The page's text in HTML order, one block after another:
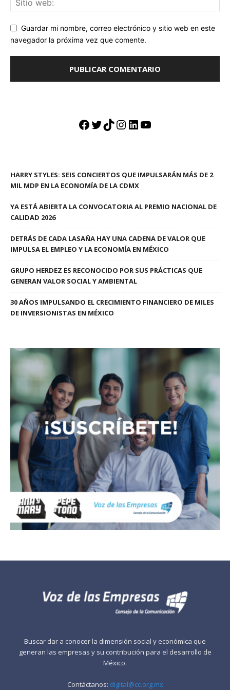
Guardar mi nombre, correo electrónico y sitio web en este
navegador la próxima vez que comente.
Facebook
Twitter
TikTok
Instagram
LinkedIn
YouTube
HARRY STYLES: SEIS CONCIERTOS QUE IMPULSARÁN MÁS DE 2
MIL MDP EN LA ECONOMÍA DE LA CDMX
YA ESTÁ ABIERTA LA CONVOCATORIA AL PREMIO NACIONAL DE
CALIDAD 2026
DETRÁS DE CADA LASAÑA HAY UNA CADENA DE VALOR QUE
IMPULSA EL EMPLEO Y LA ECONOMÍA EN MÉXICO
GRUPO HERDEZ ES RECONOCIDO POR SUS PRÁCTICAS QUE
GENERAN VALOR SOCIAL Y AMBIENTAL
30 AÑOS IMPULSANDO EL CRECIMIENTO FINANCIERO DE MILES
DE INVERSIONISTAS EN MÉXICO
Buscar dar a conocer la dimensión social y económica que
generan las empresas y su contribución para el desarrollo de
México.
Contáctanos: digital@cc.org.mx